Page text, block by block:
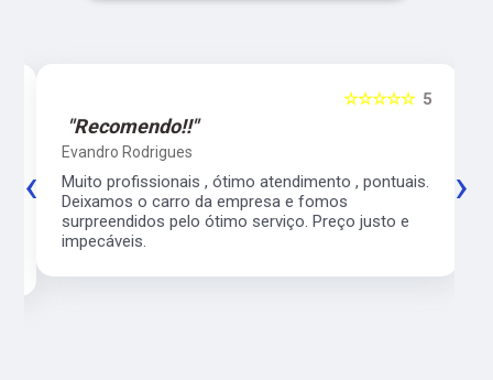
5
☆☆☆☆☆
"Recomendo!!"
Evandro Rodrigues
Muito profissionais , ótimo atendimento , pontuais.
Deixamos o carro da empresa e fomos
surpreendidos pelo ótimo serviço. Preço justo e
impecáveis.
‹ ›